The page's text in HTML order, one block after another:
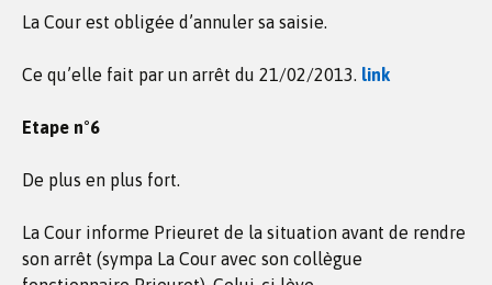
La Cour est obligée d’annuler sa saisie.
Ce qu’elle fait par un arrêt du 21/02/2013. link
Etape n°6
De plus en plus fort.
La Cour informe Prieuret de la situation avant de rendre
son arrêt (sympa La Cour avec son collègue